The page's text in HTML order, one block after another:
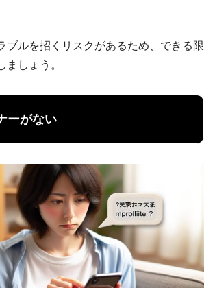
ブルを招くリスクがあるため、できる限
ましょう。
ーがない